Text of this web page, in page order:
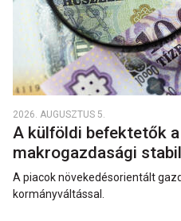
2026. AUGUSZTUS 5.
A külföldi befektetők
makrogazdasági
A piacok növekedésorientált
kormányváltással.